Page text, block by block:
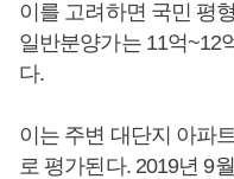
이를 고려하면 국민 평
일반분양가는 11억~12
다.
이는 주변 대단지 아파
로 평가된다. 2019년 9